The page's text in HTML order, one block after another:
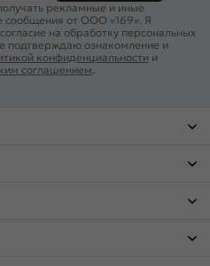
рекламные и иные
сообщения от ООО «169». Я
на обработку персональных
подтверждаю ознакомление и
конфиденциальности и
соглашением.